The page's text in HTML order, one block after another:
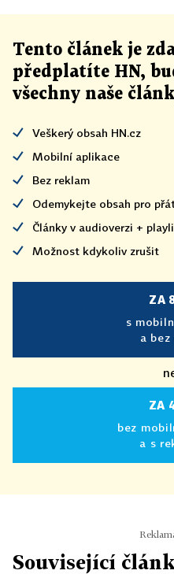
Tento článek je
předplatíte HN,
všechny naše
Veškerý obsah HN.cz
Mobilní aplikace
Bez reklam
Odemykejte obsah pro
Články v audioverzi +
Možnost kdykoliv zrušit
ZA
s
a bez
ZA
bez
a s
Související